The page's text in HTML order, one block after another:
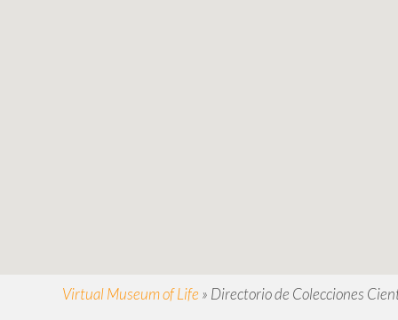
Virtual Museum of Life » Directorio de Colecciones